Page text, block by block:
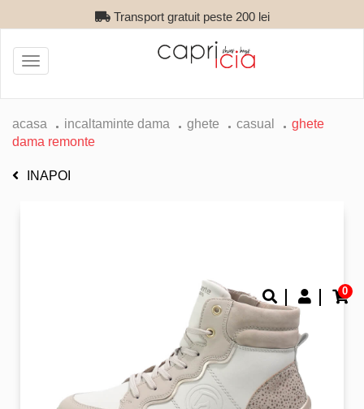
Transport gratuit peste 200 lei
0
Toggle
navigation
acasa incaltaminte dama ghete casual
ghete
dama remonte
INAPOI